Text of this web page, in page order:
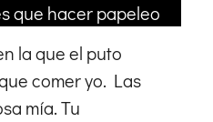
que hacer papeleo
la que el puto
comer yo. Las
mía. Tu